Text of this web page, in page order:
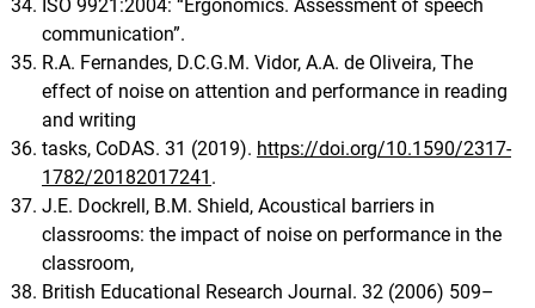
ISO 9921:2004: “Ergonomics. Assessment of speech
communication”.
R.A. Fernandes, D.C.G.M. Vidor, A.A. de Oliveira, The
effect of noise on attention and performance in reading
and writing
tasks, CoDAS. 31 (2019). https://doi.org/10.1590/2317-
1782/20182017241 .
J.E. Dockrell, B.M. Shield, Acoustical barriers in
classrooms: the impact of noise on performance in the
classroom,
British Educational Research Journal. 32 (2006) 509–